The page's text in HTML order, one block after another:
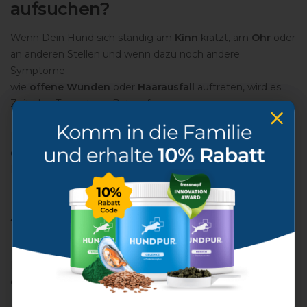
aufsuchen?
Wenn Dein Hund sich ständig am Kinn kratzt, am Ohr oder
an anderen Stellen und wenn dazu noch andere
Symptome
wie offene Wunden oder Haarausfall auftreten, wird es
Zeit, den Tierarzt um Rat zu fragen.
Denn das ständige Kratzen kann ein Anzeichen für ein
ernsthaftes Problem sein und das Wohlbefinden Deines
Hundes stark beeinträchtigen.
Alarmzeichen: Offene Wunden
und Haarausfall
Dein Hund juckt sich ständig und verliert Fell? – Dann sind
das klare Anzeichen dafür, dass etwas nicht stimmt.